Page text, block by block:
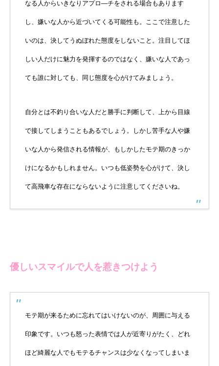
なる人からいきなりアプロ―チをされる場合もあります
し、嫌いな人から近づいてくる可能性も。ここで注意した
いのは、決してうぬぼれた態度をしないこと。注目してほ
しい人だけに魅力を発揮するのではなく、嫌いな人であっ
ても誰に対しても、同じ態度を心がけてみましょう。
自分とは不釣り合いな人だと勝手に判断して、上から目線
で接してしまうこともあるでしょう。しかし苦手な人や嫌
いな人から発信される情報が、もしかしたモテ期のきっか
けになるかもしれません。いつも低姿勢を心がけて、決し
て高飛車な存在にならないように注意してくださいね。
優しいスマイルで人を惹きつけよう
モテ期が来るために忘れてはいけないのが、周囲に与える
印象です。いつも怒った表情では人が近寄りがたく、どれ
ほど綺麗な人でもモテるチャンスは少なくなってしまいま